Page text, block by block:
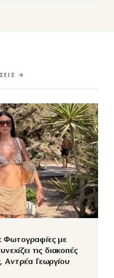
→
Φωτογραφίες με
τις διακοπές
Αντρέα Γεωργίου